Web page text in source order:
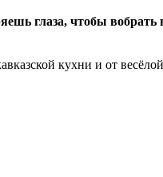
глаза, чтобы
кухни и от